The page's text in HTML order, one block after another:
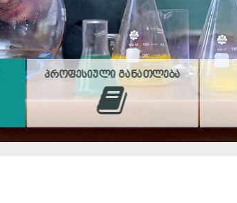
ᲞᲠᲝᲤᲔᲡᲘᲣᲚᲘ ᲒᲐᲜᲐᲗᲚᲔᲑᲐ